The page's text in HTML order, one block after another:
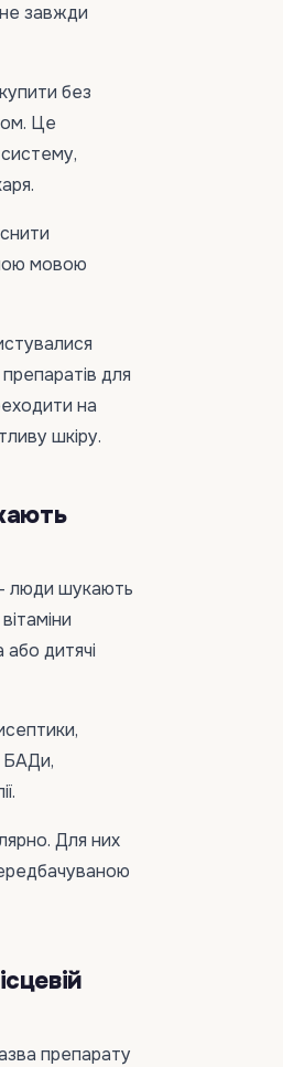
завжди
без
Це
мовою
для
на
шкіру.
люди шукають
дитячі
БАДи,
Для них
препарату